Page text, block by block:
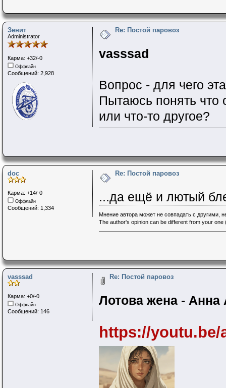
Зенит
Administrator
Карма: +32/-0
Оффлайн
Сообщений: 2,928
Re: Постой паровоз
vasssad
Вопрос - для чего
Пытаюсь понять
или что-то другое?
doc
Карма: +14/-0
Оффлайн
Сообщений: 1,334
Re: Постой паровоз
...да ещё и лютый
Мнение автора может не совпадать с другими,
The author's opinion can be different from your
vasssad
Карма: +0/-0
Оффлайн
Сообщений: 146
Re: Постой паровоз
Лотова жена - Анна
https://youtu.be/